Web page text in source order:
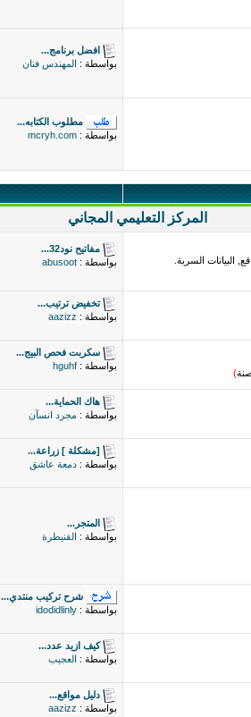
افضل برنامج...
بواسطة :
المهندس فنان
مطلوب الكتابه...
بواسطة : mcryh.com
المركز التعليمي المجاني
البيانات السرية.
مفاتيح نود32...
بواسطة : abusoot
تخفيض ترتيب...
بواسطة : aazizz
)
سكربت فحص البيج...
بواسطة : hguhf
هاك الحماية...
بواسطة : مجرد انسآن
[مشكلة ] زراعة...
بواسطة : دمعة عاشق
المتجر...
بواسطة :
القنيطرة
شرح تركيب منتدي...
بواسطة : idodidlinly
كيف ازيد عدد...
بواسطة :
العجيب
دليل مواقع...
بواسطة : aazizz